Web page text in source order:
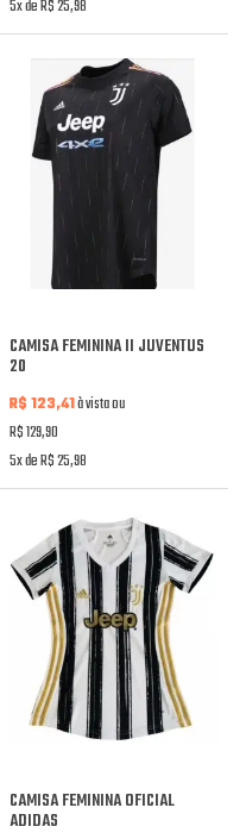
5x de R$ 25,98
CAMISA FEMININA II JUVENTUS
20
R$ 123,41à vista ou
R$ 129,90
5x de R$ 25,98
CAMISA FEMININA OFICIAL
ADIDAS